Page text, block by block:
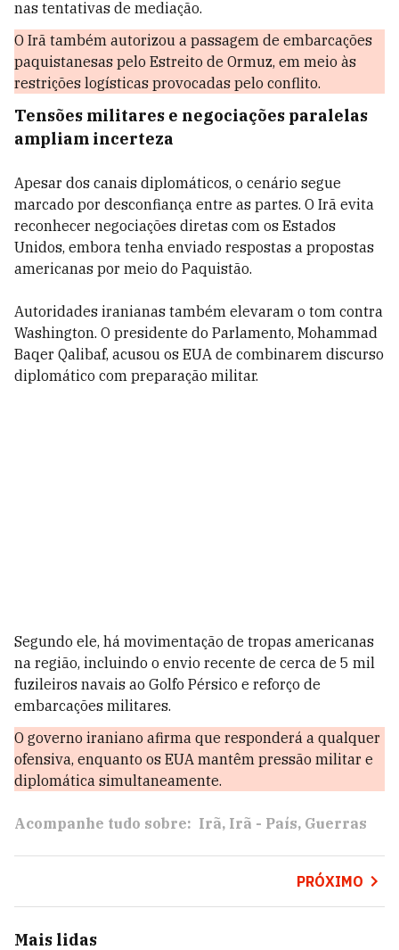
nas tentativas de mediação.
O Irã também autorizou a passagem de embarcações
paquistanesas pelo Estreito de Ormuz, em meio às
restrições logísticas provocadas pelo conflito.
Tensões militares e negociações paralelas
ampliam incerteza
Apesar dos canais diplomáticos, o cenário segue
marcado por desconfiança entre as partes. O Irã evita
reconhecer negociações diretas com os Estados
Unidos, embora tenha enviado respostas a propostas
americanas por meio do Paquistão.
Autoridades iranianas também elevaram o tom contra
Washington. O presidente do Parlamento, Mohammad
Baqer Qalibaf, acusou os EUA de combinarem discurso
diplomático com preparação militar.
Segundo ele, há movimentação de tropas americanas
na região, incluindo o envio recente de cerca de 5 mil
fuzileiros navais ao Golfo Pérsico e reforço de
embarcações militares.
O governo iraniano afirma que responderá a qualquer
ofensiva, enquanto os EUA mantêm pressão militar e
diplomática simultaneamente.
Acompanhe tudo sobre: Irã Irã - País Guerras
PRÓXIMO
Mais lidas